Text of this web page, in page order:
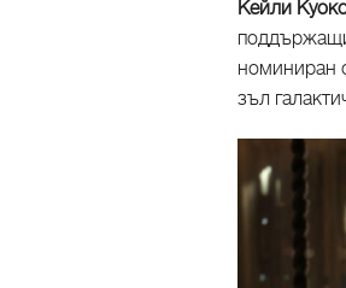
Кейли
номиниран
зъл